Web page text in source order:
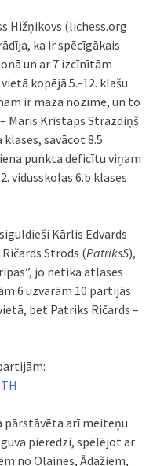
Hižņikovs (lichess.org
ka ir spēcīgākais
un ar 7 izcīnītām
kopējā 5.-12. klašu
ir maza nozīme, un to
Māris Kristaps Strazdiņš
savācot 8.5
punkta deficītu viņam
vidusskolas 6.b klases
Kārlis Edvards
Strods (PatriksS),
jo netika atlases
6 uzvarām 10 partijās
bet Patriks Ričards –
pārstāvēta arī meiteņu
guva pieredzi, spēlējot ar
no Olaines, Ādažiem,